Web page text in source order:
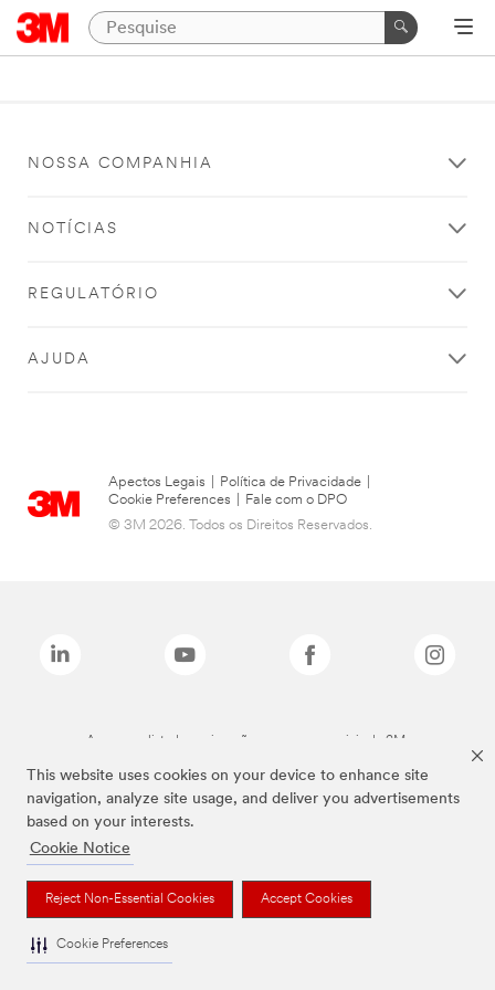
This website uses cookies on your device to enhance site
navigation, analyze site usage, and deliver you advertisements
based on your interests.
Cookie Notice
Reject Non-Essential Cookies Accept Cookies
Cookie Preferences
NOSSA COMPANHIA
NOTÍCIAS
REGULATÓRIO
AJUDA
Apectos Legais Política de Privacidade
Cookie Preferences
Fale com o DPO
© 3M 2026. Todos os Direitos Reservados.
As marcas listadas a cima são marcas comerciais da 3M.